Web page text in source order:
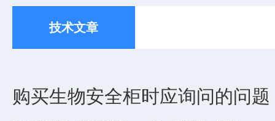
技术文章
购买生物安全柜时应询问的问题